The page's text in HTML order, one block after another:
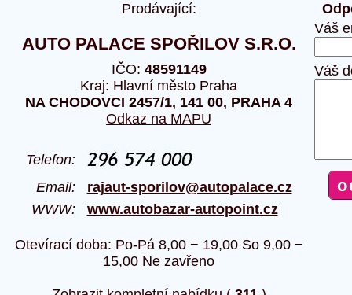
Prodávající:
AUTO PALACE SPOŘILOV S.R.O.
IČO: 48591149
Kraj: Hlavní město Praha
NA CHODOVCI 2457/1, 141 00, PRAHA 4
Odkaz na MAPU
Telefon:
Email: rajaut-sporilov@autopalace.cz
WWW: www.autobazar-autopoint.cz
Otevírací doba: Po-Pá 8,00 − 19,00 So 9,00 −
15,00 Ne zavřeno
Váš
Váš